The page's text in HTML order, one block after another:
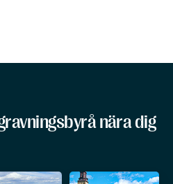
nära dig